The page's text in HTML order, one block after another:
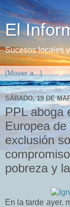
El
Sucesos locales
SÁBADO, 19 DE
PPL aboga
Europea
exclusión
pobreza y
En la tarde ayer,